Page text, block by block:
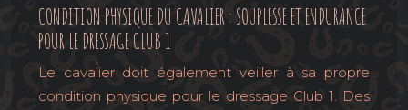
CONDITION PHYSIQUE DU CAVALIER : SOUPLESSE ET ENDURANCE
POUR LE DRESSAGE CLUB 1
Le cavalier doit également veiller à sa propre
condition physique pour le dressage Club 1. Des